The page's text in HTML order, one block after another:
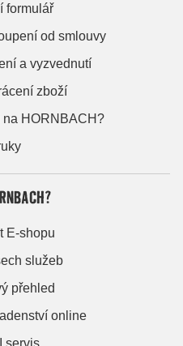
formulář
od smlouvy
a vyzvednutí
zboží
na HORNBACH?
E-shopu
služeb
přehled
online
servis